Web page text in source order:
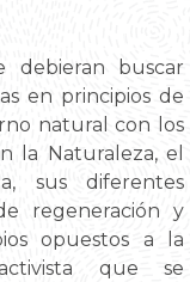
debieran buscar
en principios de
natural con los
la Naturaleza, el
sus diferentes
regeneración y
opuestos a la
que se